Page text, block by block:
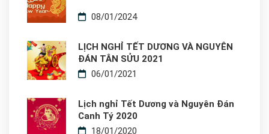
08/01/2024
LỊCH NGHỈ TẾT DƯƠNG VÀ NGUYÊN
ĐÁN TÂN SỬU 2021
06/01/2021
Lịch nghỉ Tết Dương và Nguyên Đán
Canh Tý 2020
18/01/2020